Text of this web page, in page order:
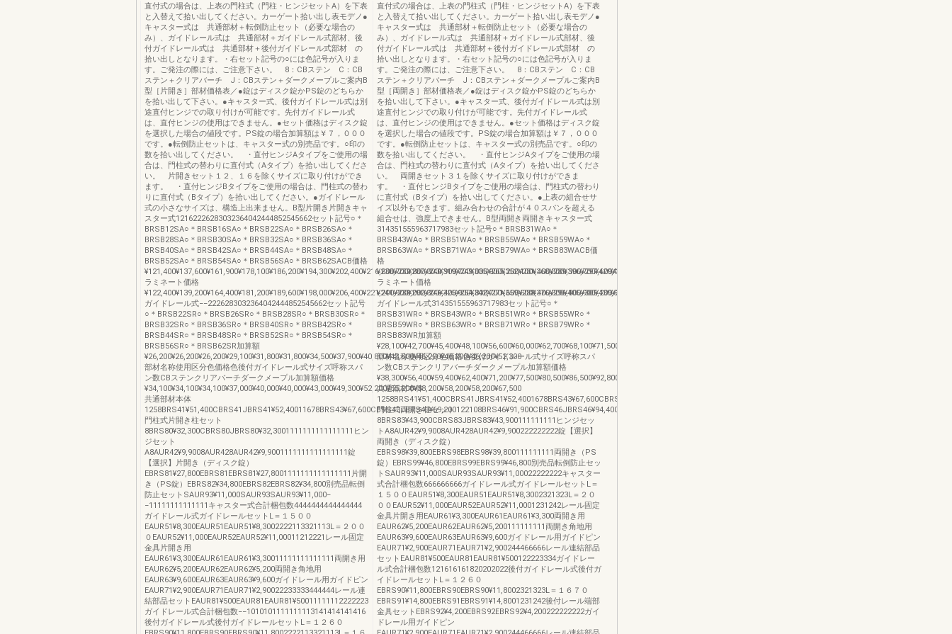
直付式の場合は、上表の門柱式（門柱・ヒンジセットA）を下表
と入替えて拾い出してください。カーゲート拾い出し表モデノ●
キャスター式は 共通部材＋転倒防止セット（必要な場合の
み）、ガイドレール式は 共通部材＋ガイドレール式部材、後
付ガイドレール式は 共通部材＋後付ガイドレール式部材 の
拾い出しとなります。・右セット記号の○には色記号が入りま
す。ご発注の際には、ご注意下さい。 8：CBステン C：CB
ステン＋クリアバーチ J：CBステン＋ダークメープルご案内B
型［片開き］部材価格表／●錠はディスク錠かPS錠のどちらか
を拾い出して下さい。●キャスター式、後付ガイドレール式は別
途直付ヒンジでの取り付けが可能です。先付ガイドレール式
は、直付ヒンジの使用はできません。●セット価格はディスク錠
を選択した場合の値段です。PS錠の場合加算額は￥７，０００
です。●転倒防止セットは、キャスター式の別売品です。○印の
数を拾い出してください。 ・直付ヒンジAタイプをご使用の場
合は、門柱式の替わりに直付式（Aタイプ）を拾い出してくださ
い。 片開きセット１２、１６を除くサイズに取り付けができ
ます。 ・直付ヒンジBタイプをご使用の場合は、門柱式の替わ
りに直付式（Bタイプ）を拾い出してください。●ガイドレール
式の小さなサイズは、構造上出来ません。B型片開き片開きキャ
スター式12162226283032364042444852545662セット記号○＊
BRSB12SA○＊BRSB16SA○＊BRSB22SA○＊BRSB26SA○＊
BRSB28SA○＊BRSB30SA○＊BRSB32SA○＊BRSB36SA○＊
BRSB40SA○＊BRSB42SA○＊BRSB44SA○＊BRSB48SA○＊
BRSB52SA○＊BRSB54SA○＊BRSB56SA○＊BRSB62SACB価格
¥121,400¥137,600¥161,900¥178,100¥186,200¥194,300¥202,400¥216,600¥232,800¥240,900¥249,000¥265,200¥281,400¥289,500¥297,600¥313,800
ラミネート価格
¥122,400¥139,200¥164,400¥181,200¥189,600¥198,000¥206,400¥221,200¥238,000¥246,400¥254,800¥271,600¥288,400¥296,800¥305,200¥322,000
ガイドレール式−−2226283032364042444852545662セット記号
○＊BRSB22SR○＊BRSB26SR○＊BRSB28SR○＊BRSB30SR○＊
BRSB32SR○＊BRSB36SR○＊BRSB40SR○＊BRSB42SR○＊
BRSB44SR○＊BRSB48SR○＊BRSB52SR○＊BRSB54SR○＊
BRSB56SR○＊BRSB62SR加算額
¥26,200¥26,200¥26,200¥29,100¥31,800¥31,800¥34,500¥37,900¥40,800¥43,500¥46,200¥46,200¥46,200¥52,300
部材名称使用区分色価格色後付ガイドレール式サイズ呼称スパ
ン数CBステンクリアバーチダークメープル加算額価格
¥34,100¥34,100¥34,100¥37,000¥40,000¥40,000¥43,000¥49,300¥52,200¥55,200¥58,200¥58,200¥58,200¥67,500
共通部材本体
門柱式片開き柱セット
8BRS80¥32,300CBRS80JBRS80¥32,3001111111111111111ヒン
ジセット
A8AUR42¥9,9008AUR428AUR42¥9,9001111111111111111錠
【選択】片開き（ディスク錠）
EBRS81¥27,800EBRS81EBRS81¥27,8001111111111111111片開
き（PS錠）EBRS82¥34,800EBRS82EBRS82¥34,800別売品転倒
防止セットSAUR93¥11,000SAUR93SAUR93¥11,000−
−11111111111111キャスター式合計梱包数4444444444444444
ガイドレール式ガイドレールセットL＝１５００
EAUR51¥8,300EAUR51EAUR51¥8,3002222113321113L＝２００
０EAUR52¥11,000EAUR52EAUR52¥11,00011212221レール固定
金具片開き用
EAUR61¥3,300EAUR61EAUR61¥3,30011111111111111両開き用
EAUR62¥5,200EAUR62EAUR62¥5,200両開き角地用
EAUR63¥9,600EAUR63EAUR63¥9,600ガイドレール用ガイドピン
EAUR71¥2,900EAUR71EAUR71¥2,90022233333444444レール連
結部品セットEAUR81¥500EAUR81EAUR81¥50011111112222223
ガイドレール式合計梱包数−−1010101111111113141414141416
後付ガイドレール式後付ガイドレールセットL＝１２６０
直付式の場合は、上表の門柱式（門柱・ヒンジセットA）を下表
と入替えて拾い出してください。カーゲート拾い出し表モデノ●
キャスター式は 共通部材＋転倒防止セット（必要な場合の
み）、ガイドレール式は 共通部材＋ガイドレール式部材、後
付ガイドレール式は 共通部材＋後付ガイドレール式部材 の
拾い出しとなります。・右セット記号の○には色記号が入りま
す。ご発注の際には、ご注意下さい。 8：CBステン C：CB
ステン＋クリアバーチ J：CBステン＋ダークメープルご案内B
型［両開き］部材価格表／●錠はディスク錠かPS錠のどちらか
を拾い出して下さい。●キャスター式、後付ガイドレール式は別
途直付ヒンジでの取り付けが可能です。先付ガイドレール式
は、直付ヒンジの使用はできません。●セット価格はディスク錠
を選択した場合の値段です。PS錠の場合加算額は￥７，０００
です。●転倒防止セットは、キャスター式の別売品です。○印の
数を拾い出してください。 ・直付ヒンジAタイプをご使用の場
合は、門柱式の替わりに直付式（Aタイプ）を拾い出してくださ
い。 両開きセット３１を除くサイズに取り付けができま
す。 ・直付ヒンジBタイプをご使用の場合は、門柱式の替わり
に直付式（Bタイプ）を拾い出してください。●上表の組合せサ
イズ以外もできます。組み合わせの合計が４０スパンを超える
組合せは、強度上できません。B型両開き両開きキャスター式
314351555963717983セット記号○＊BRSB31WA○＊
BRSB43WA○＊BRSB51WA○＊BRSB55WA○＊BRSB59WA○＊
BRSB63WA○＊BRSB71WA○＊BRSB79WA○＊BRSB83WACB価
格
¥238,700¥287,300¥319,700¥335,900¥352,100¥368,300¥396,700¥429,100¥445,300
ラミネート価格
¥241,900¥292,300¥325,900¥342,700¥359,500¥376,300¥405,900¥439,500¥456,300
ガイドレール式314351555963717983セット記号○＊
BRSB31WR○＊BRSB43WR○＊BRSB51WR○＊BRSB55WR○＊
BRSB59WR○＊BRSB63WR○＊BRSB71WR○＊BRSB79WR○＊
BRSB83WR加算額
¥28,100¥42,700¥45,400¥48,100¥56,600¥60,000¥62,700¥68,100¥71,500
部材名称使用区分色価格色後付ガイドレール式サイズ呼称スパ
ン数CBステンクリアバーチダークメープル加算額価格
¥38,300¥56,400¥59,400¥62,400¥71,200¥77,500¥80,500¥86,500¥92,800
共通部材本体
門柱式両開き柱セット
8BRS83¥43,900CBRS83JBRS83¥43,900111111111ヒンジセッ
トA8AUR42¥9,9008AUR428AUR42¥9,900222222222錠【選択】
両開き（ディスク錠）
EBRS98¥39,800EBRS98EBRS98¥39,800111111111両開き（PS
錠）EBRS99¥46,800EBRS99EBRS99¥46,800別売品転倒防止セッ
トSAUR93¥11,000SAUR93SAUR93¥11,00022222222キャスター
式合計梱包数666666666ガイドレール式ガイドレールセットL＝
１５００EAUR51¥8,300EAUR51EAUR51¥8,3002321323L＝２０
００EAUR52¥11,000EAUR52EAUR52¥11,0001231242レール固定
金具片開き用EAUR61¥3,300EAUR61EAUR61¥3,300両開き用
EAUR62¥5,200EAUR62EAUR62¥5,200111111111両開き角地用
EAUR63¥9,600EAUR63EAUR63¥9,600ガイドレール用ガイドピン
EAUR71¥2,900EAUR71EAUR71¥2,900244466666レール連結部品
セットEAUR81¥500EAUR81EAUR81¥500122223334ガイドレー
ル式合計梱包数121616161820202022後付ガイドレール式後付ガ
イドレールセットL＝１２６０
EBRS90¥11,800EBRS90EBRS90¥11,8002321323L＝１６７０
EBRS91¥14,800EBRS91EBRS91¥14,8001231242後付レール端部
金具セットEBRS92¥4,200EBRS92EBRS92¥4,200222222222ガイ
ドレール用ガイドピン